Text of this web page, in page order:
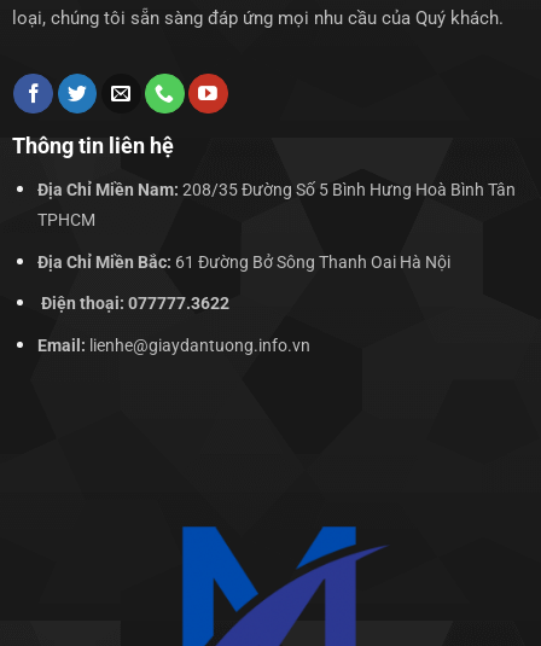
loại, chúng tôi sẵn sàng đáp ứng mọi nhu cầu của Quý khách.
Thông tin liên hệ
Địa Chỉ Miền Nam: 208/35 Đường Số 5 Bình Hưng Hoà Bình Tân
TPHCM
Địa Chỉ Miền Bắc: 61 Đường Bở Sông Thanh Oai Hà Nội
Điện thoại: 077777.3622
Email: lienhe@giaydantuong.info.vn